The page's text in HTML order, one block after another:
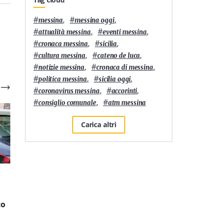
#messina, #messina oggi,
#attualità messina, #eventi messina,
#cronaca messina, #sicilia,
#cultura messina, #cateno de luca,
#notizie messina, #cronaca di messina,
#politica messina, #sicilia oggi,
#coronavirus messina, #accorinti,
#consiglio comunale, #atm messina
Carica altri